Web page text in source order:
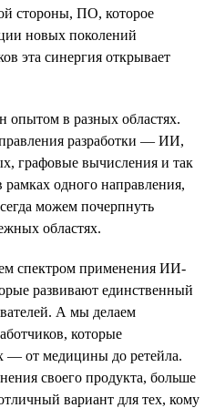
стороны, ПО, которое
новых поколений
эта синергия открывает
опытом в разных областях.
разработки — ИИ,
графовые вычисления и так
одного направления,
можем почерпнуть
областях.
спектром применения ИИ-
развивают единственный
А мы делаем
которые
— от медицины до ретейла.
своего продукта, больше
вариант для тех, кому